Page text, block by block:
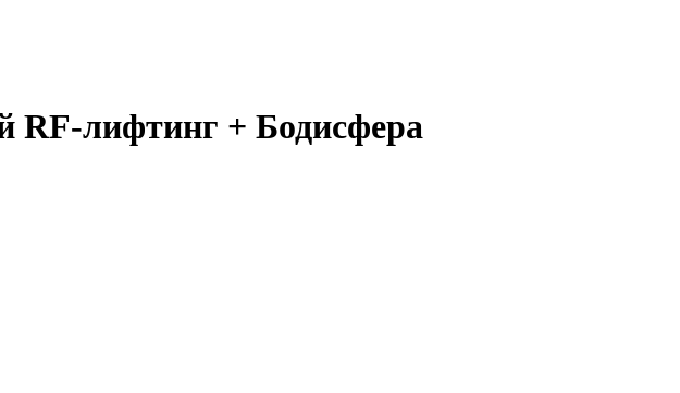
RF-лифтинг + Бодисфера